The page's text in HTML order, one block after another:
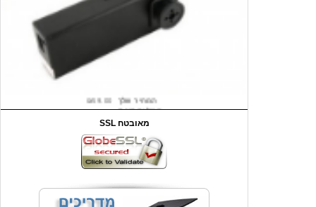
₪59.00
₪90.00 מחיר שוק
₪44.00 המחיר שלך
SSL מאובטח